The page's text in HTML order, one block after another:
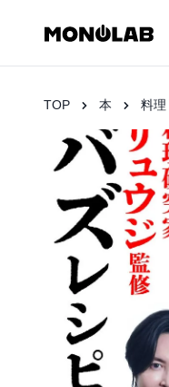
TOP 本 料理